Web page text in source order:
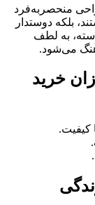
منحصربه‌فرد
بلکه دوستدار
به لطف
می‌شود.
خرید
کیفیت.